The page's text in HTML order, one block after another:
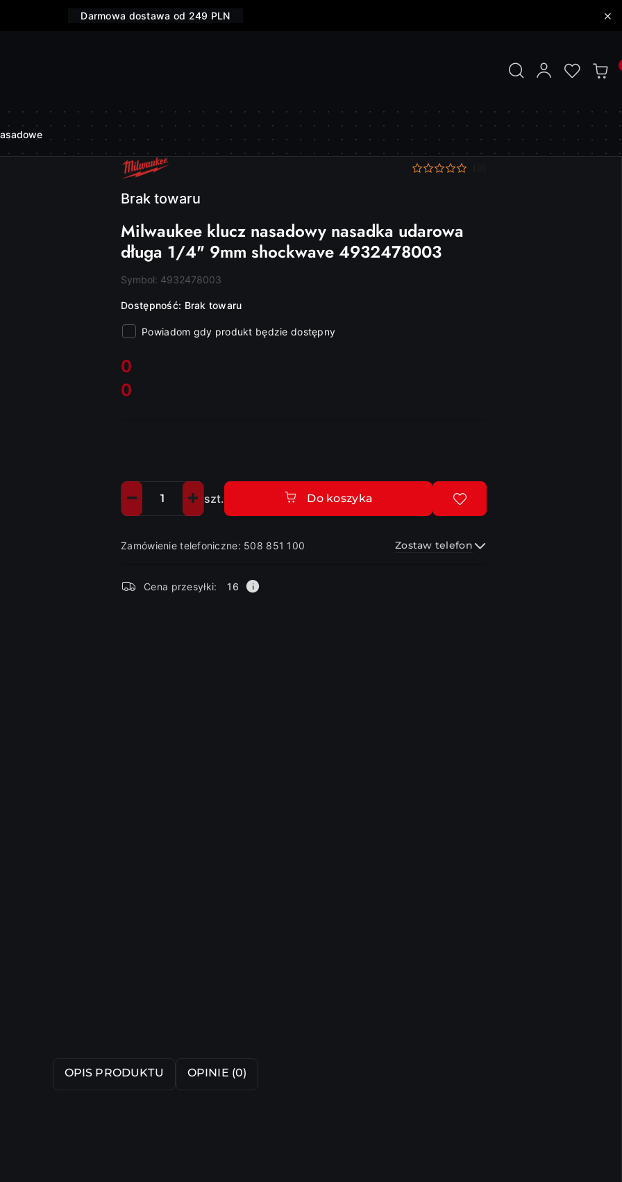
Darmowa dostawa od 249 PLN
NAZWA
PRODUCENTA:
MILWAUKEE
Brak towaru
Milwaukee klucz nasadowy nasadka udarowa
długa 1/4" 9mm shockwave 4932478003
Symbol: 4932478003
Dostępność: Brak towaru
Powiadom gdy produkt będzie dostępny
cena:
0
Cena:
0
Ilość szt. Do koszyka
Zamówienie telefoniczne: 508 851 100 Zostaw telefon
Dostępność
i
Cena przesyłki: 16
OPIS PRODUKTU OPINIE (0)